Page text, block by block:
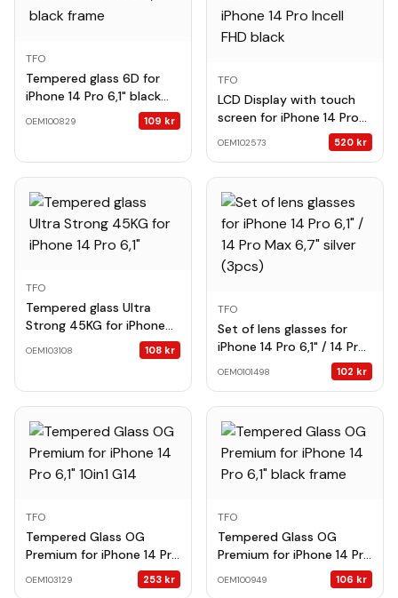
TFO
Tempered glass 6D for
iPhone 14 Pro 6,1" black
OEM100829 109 kr
TFO
LCD Display with touch
screen for iPhone 14 Pro
OEM102573 520 kr
TFO
Tempered glass Ultra
Strong 45KG for iPhone
OEM103108 108 kr
TFO
Set of lens glasses for
iPhone 14 Pro 6,1" / 14 Pro
Max 6,7" silver (3pcs)
OEM0101498 102 kr
TFO
Tempered Glass OG
Premium for iPhone 14 Pro
OEM103129 253 kr
TFO
Tempered Glass OG
Premium for iPhone 14 Pro
OEM100949 106 kr